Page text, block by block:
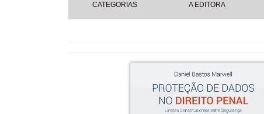
CATEGORIAS A EDITORA